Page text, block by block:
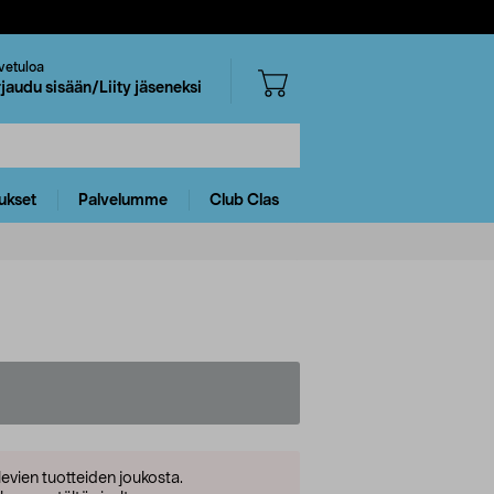
sisään/Liity jäseneksi
Palvelumme Club Clas
tuotteiden joukosta.